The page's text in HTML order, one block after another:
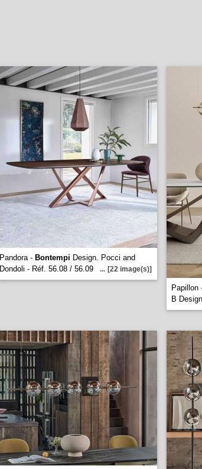
Pandora - Bontempi Design. Pocci and
Dondoli - Réf. 56.08 / 56.09
... [22 image(s)]
Papillon
B